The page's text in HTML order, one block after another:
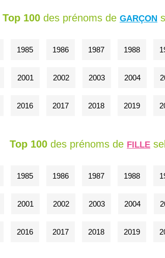
Top 100 des prénoms de GARÇON
1985 1986 1987 1988
2001 2002 2003 2004
2016 2017 2018 2019
Top 100 des prénoms de FILLE
1985 1986 1987 1988
2001 2002 2003 2004
2016 2017 2018 2019